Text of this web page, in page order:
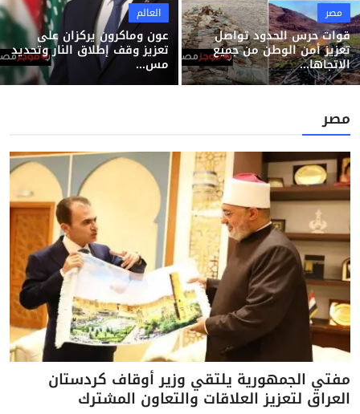
مصر
قوات حرس الحدود تواصل
تعزيز أمن الوطن من جميع
الاتجاها...
العالم
عون وماكرون يركزان على
تعزيز وقف إطلاق النار وتحديد
مس...
مصر
مفتي الجمهورية يلتقي وزير أوقاف كردستان
العراق لتعزيز العلاقات والتعاون المشترك